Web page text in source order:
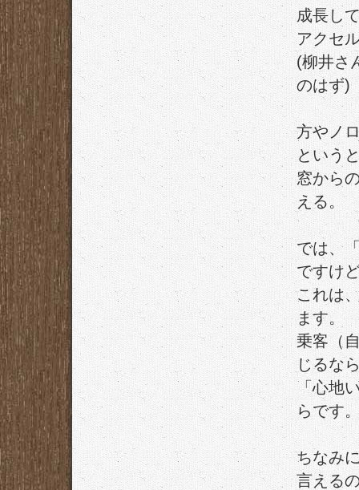
成長し
アクセ
(柳井さ
のはず)
方やノ
という
窓から
える。
では、
ですけ
これは
ます。
乗客（
じるな
「心地
らです
ちなみ
言える